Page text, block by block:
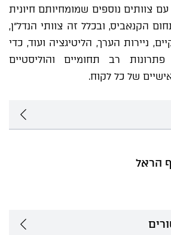
צוותים נוספים שמומחיותם חיונית
הקנאביס, ובכלל זה צוותי הנדל"ן,
ניירות הערך, הליטיגציה ועוד, כדי
פתרונות רב תחומיים והוליסטיים
של כל לקוח.
הראל